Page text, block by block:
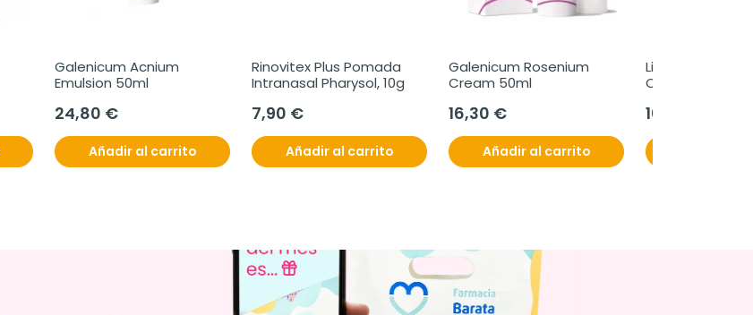
Galenicum Acnium
Emulsion 50ml
24,80 €
Añadir al carrito
Rinovitex Plus Pomada
Intranasal Pharysol, 10g
7,90 €
Añadir al carrito
Galenicum Rosenium
Cream 50ml
16,30 €
Añadir al carrito
Lipolac Noche
Oftalmico 1
10,40 €